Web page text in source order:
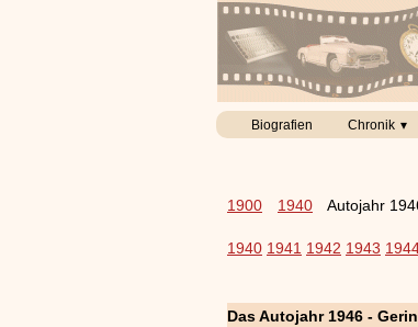
Biografien Chronik
1900 1940 Autojahr
1940 1941 1942 1943
Das Autojahr 1946 -